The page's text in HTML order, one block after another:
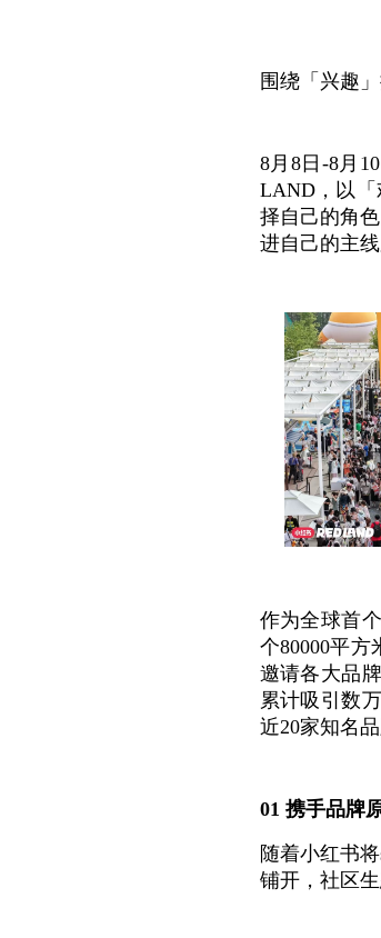
围绕「兴趣
8月8日-8月
LAND，以
择自己的角
进自己的主
作为全球首
个80000平
邀请各大品
累计吸引数
近20家知名
01 携手品牌
随着小红书
铺开，社区